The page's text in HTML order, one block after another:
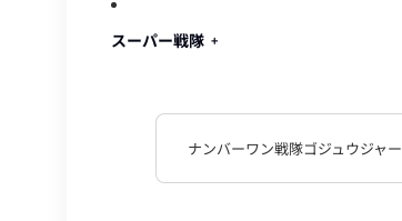
スーパー戦隊
ナンバーワン戦隊ゴジュウジャー